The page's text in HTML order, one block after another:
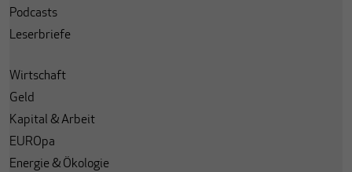
Podcasts
Leserbriefe
Wirtschaft
Geld
Kapital & Arbeit
EUROpa
Energie & Ökologie